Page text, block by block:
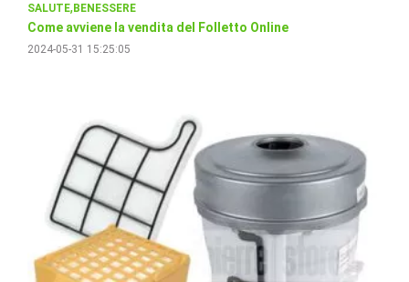
SALUTE BENESSERE
Come avviene la vendita del Folletto Online
2024-05-31 15:25:05